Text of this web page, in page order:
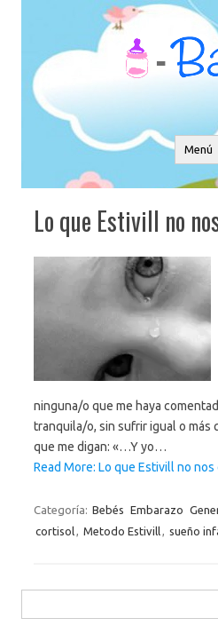
Menú
Lo que Estivill no
ninguna/o que me haya
tranquila/o, sin sufrir igual o más
que me digan: «…Y yo…
Read More: Lo que Estivill no
Categoría: Bebés Embarazo
cortisol, Metodo Estivill, sueño